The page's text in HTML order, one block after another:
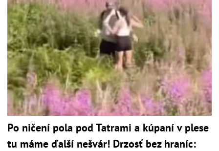
Po ničení pola pod Tatrami a kúpaní v plese
tu máme ďalší nešvár! Drzosť bez hraníc: